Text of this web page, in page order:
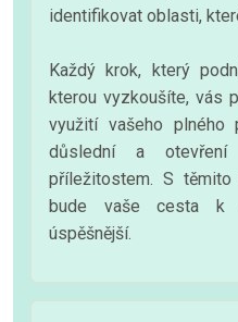
identifikovat oblasti,
Každý krok, který
kterou vyzkoušíte, vás
využití vašeho plného
důslední a
příležitostem. S
bude vaše cesta k
úspěšnější.